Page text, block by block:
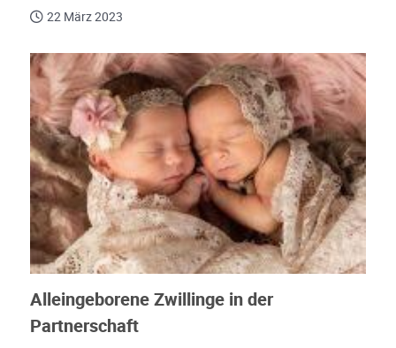
22 März 2023
Alleingeborene Zwillinge in der
Partnerschaft